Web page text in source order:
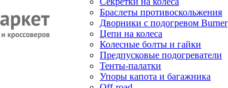
Браслеты противоскольжения
Дворники с подогревом Burner
Цепи на колеса
Колесные болты и гайки
Предпусковые подогреватели
Тенты-палатки
Упоры капота и багажника